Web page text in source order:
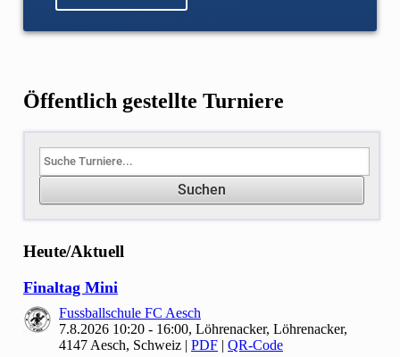
Öffentlich gestellte Turniere
Suchen
Heute/Aktuell
Finaltag Mini
Fussballschule FC Aesch
7.8.2026 10:20 - 16:00, Löhrenacker, Löhrenacker,
4147 Aesch, Schweiz | PDF | QR-Code